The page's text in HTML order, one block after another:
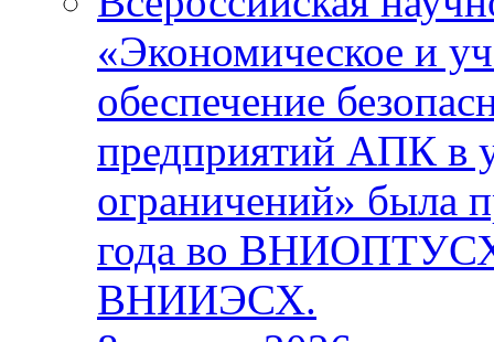
«Экономическое и
обеспечение
предприятий АПК в
ограничений» была
года во
ВНИИЭСХ.